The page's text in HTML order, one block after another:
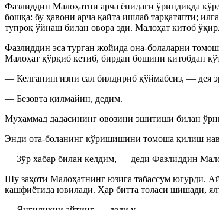
Фазлиддин Малоҳатни арча ёнидаги ўриндиқда
бошқа: бу ҳавони арча қайта ишлаб тарқатяпти;
тупроқ ўйнаш билан овора эди. Малоҳат китоб
Фазлиддин эса турган жойида она-болаларни
Малоҳат қўрқиб кетиб, бирдан бошини китобдан
— Келганингизни сал билдириб қўймабсиз, — дея
— Безовта қилмайин, дедим.
Муҳаммад дадасининг овозини эшитиши билан
Энди ота-боланинг кўришишини томоша қилиш
— Зўр хабар билан келдим, — деди Фазлиддин
Шу заҳоти Малоҳатнинг юзига табассум югурди.
кашфиётида ювилади. Ҳар битта толаси шишади,